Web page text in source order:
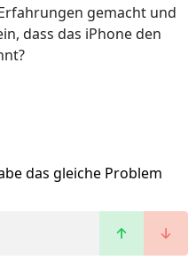
gemacht und
dass das iPhone den
das gleiche Problem